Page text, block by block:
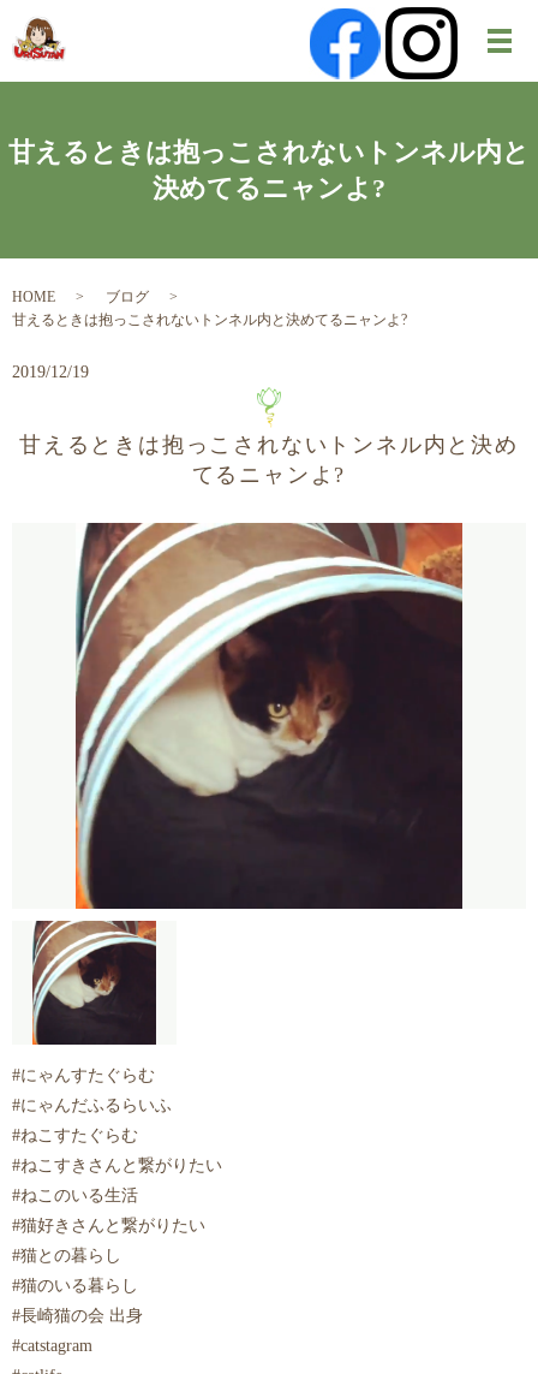
メ
甘えるときは抱っこされないトンネル内と
決めてるニャンよ?
HOME
ブログ
甘えるときは抱っこされないトンネル内と決めてるニャンよ?
2019/12/19
甘えるときは抱っこされないトンネル内と決め
てるニャンよ?
#にゃんすたぐらむ
#にゃんだふるらいふ
#ねこすたぐらむ
#ねこすきさんと繋がりたい
#ねこのいる生活
#猫好きさんと繋がりたい
#猫との暮らし
#猫のいる暮らし
#長崎猫の会 出身
#catstagram